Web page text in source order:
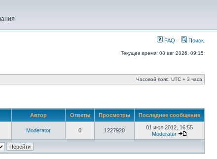
FAQ Поиск
Текущее время: 08 авг 2026, 09:15
Часовой пояс: UTC + 3 часа
Автор Ответы Просмотры Последнее сообщение
Moderator 0 1227920
01 июл 2012, 16:55
Moderator